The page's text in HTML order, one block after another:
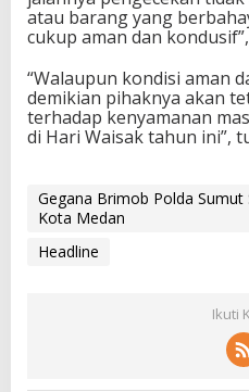
atau barang yang
cukup aman dan
“Walaupun kondisi aman
demikian pihaknya akan
terhadap kenyamanan
di Hari Waisak tahun ini”,
Gegana Brimob Polda Sumut
Kota Medan
Headline
Ikuti